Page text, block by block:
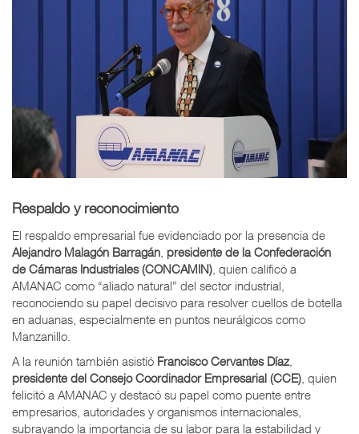
Respaldo y reconocimiento
El respaldo empresarial fue evidenciado por la presencia de
Alejandro Malagón Barragán presidente de la Confederación
de Cámaras Industriales (CONCAMIN) , quien calificó a
AMANAC como “aliado natural” del sector industrial,
reconociendo su papel decisivo para resolver cuellos de botella
en aduanas, especialmente en puntos neurálgicos como
Manzanillo.
A la reunión también asistió Francisco Cervantes Díaz,
presidente del Consejo Coordinador Empresarial (CCE) , quien
felicitó a AMANAC y destacó su papel como puente entre
empresarios, autoridades y organismos internacionales,
subrayando la importancia de su labor para la estabilidad y